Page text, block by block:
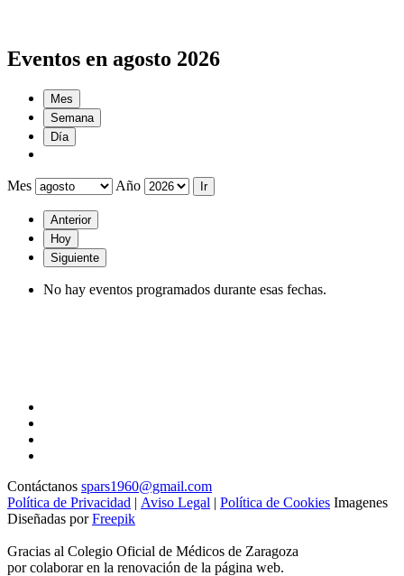
Eventos en agosto 2026
Mes
Semana
Día
Mes Año
Anterior
Hoy
Siguiente
No hay eventos programados durante esas fechas.
Contáctanos spars1960@gmail.com
Política de Privacidad | Aviso Legal | Política de Cookies Imagenes
Diseñadas porFreepik
Gracias al Colegio Oficial de Médicos de Zaragoza
por colaborar en la renovación de la página web.